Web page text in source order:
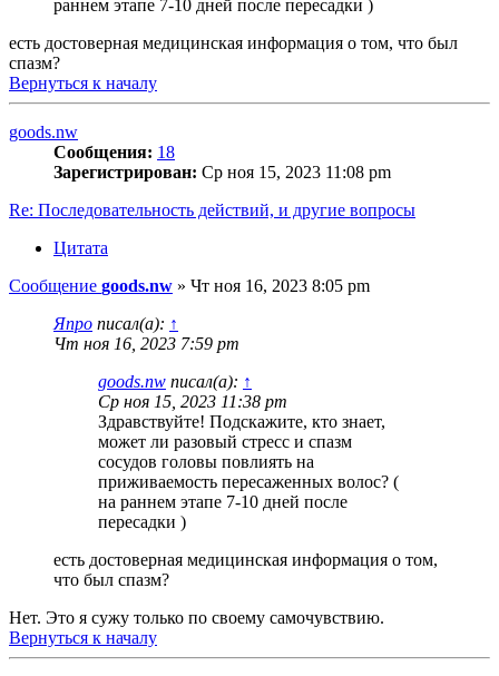
раннем этапе 7-10 дней после пересадки )
есть достоверная медицинская информация о том, что был
спазм?
Вернуться к началу
goods.nw
Сообщения: 18
Зарегистрирован: Ср ноя 15, 2023 11:08 pm
Re: Последовательность действий, и другие вопросы
Цитата
Сообщение goods.nw » Чт ноя 16, 2023 8:05 pm
Япро писал(а): ↑
Чт ноя 16, 2023 7:59 pm
goods.nw писал(а): ↑
Ср ноя 15, 2023 11:38 pm
Здравствуйте! Подскажите, кто знает,
может ли разовый стресс и спазм
сосудов головы повлиять на
приживаемость пересаженных волос? (
на раннем этапе 7-10 дней после
пересадки )
есть достоверная медицинская информация о том,
что был спазм?
Нет. Это я сужу только по своему самочувствию.
Вернуться к началу